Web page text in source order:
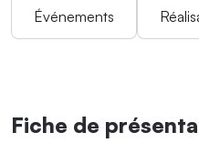
Événements
Fiche de